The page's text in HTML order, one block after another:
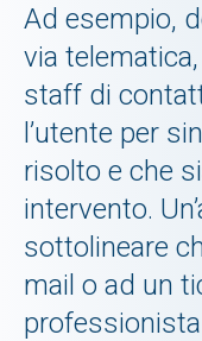
Ad esempio,
via
staff di
l’utente per
risolto e che
intervento.
sottolineare
mail o ad un